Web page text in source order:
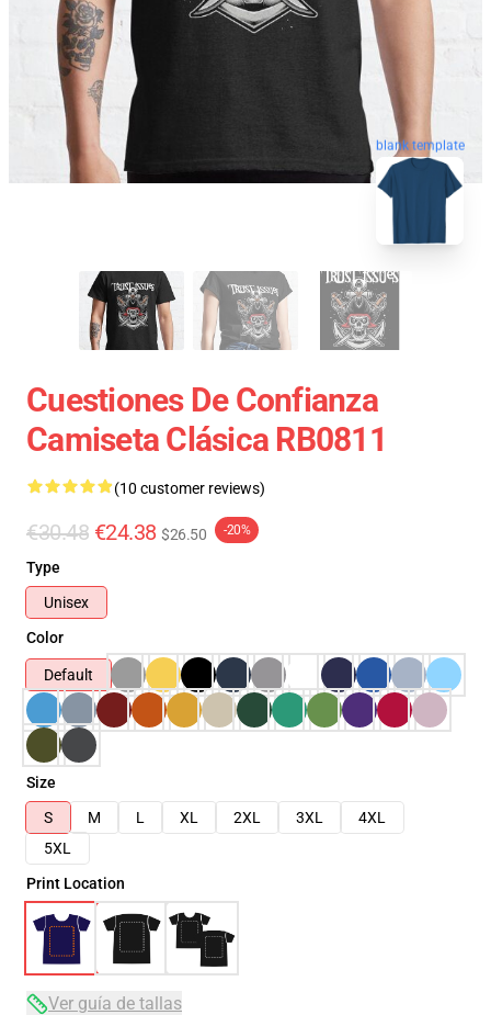
blank template
Cuestiones De Confianza
Camiseta Clásica RB0811
(10 customer reviews)
€30.48 €24.38 $26.50 -20%
Type
Unisex
Color
Default
Size
S
M L XL 2XL 3XL
4XL
5XL
Print Location
Ver guía de tallas